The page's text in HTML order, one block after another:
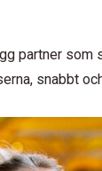
partner som
snabbt